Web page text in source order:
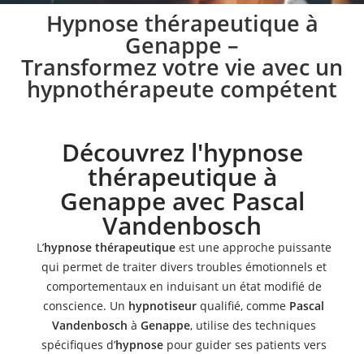
Pratique de l’hypnose
à Genappe
Lors des séances d’hypnose à Genappe, je vous aide à
Prendre rendez-vous
Hypnose thérapeutique à
Genappe –
Transformez votre vie avec un
hypnothérapeute compétent
Découvrez l'hypnose
thérapeutique à
Genappe avec Pascal
Vandenbosch
L’hypnose thérapeutiqueest une approche puissante
qui permet de traiter divers troubles émotionnels et
comportementaux en induisant un état modifié de
conscience. Un hypnotiseur qualifié, comme Pascal
Vandenbosch à Genappe, utilise des techniques
spécifiques d’hypnosepour guider ses patients vers